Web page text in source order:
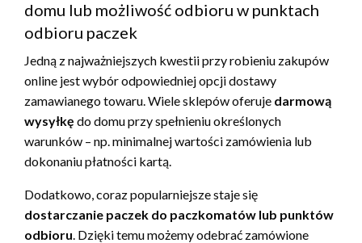
domu lub możliwość odbioru w punktach
odbioru paczek
Jedną z najważniejszych kwestii przy robieniu zakupów
online jest wybór odpowiedniej opcji dostawy
zamawianego towaru. Wiele sklepów oferuje darmową
wysyłkę do domu przy spełnieniu określonych
warunków – np. minimalnej wartości zamówienia lub
dokonaniu płatności kartą.
Dodatkowo, coraz popularniejsze staje się
dostarczanie paczek do paczkomatów lub punktów
odbioru. Dzięki temu możemy odebrać zamówione